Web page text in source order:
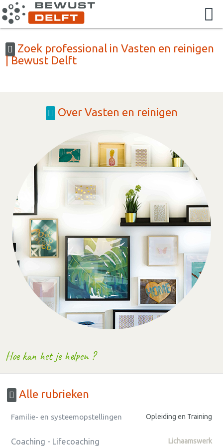
Zoek professional in Vasten en reinigen
| Bewust Delft
Over Vasten en reinigen
Hoe kan het je helpen ?
Alle rubrieken
Familie- en systeemopstellingen Opleiding en Training
Coaching - Lifecoaching Lichaamswerk